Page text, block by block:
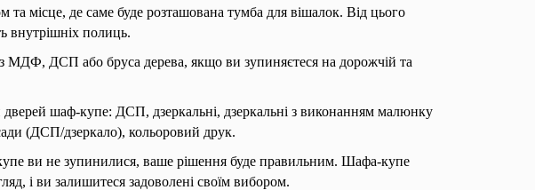
та місце, де саме буде розташована тумба для вішалок. Від цього
внутрішніх полиць.
МДФ, ДСП або бруса дерева, якщо ви зупиняєтеся на дорожчій та
шаф-купе: ДСП, дзеркальні, дзеркальні з виконанням малюнку
(ДСП/дзеркало), кольоровий друк.
ви не зупинилися, ваше рішення буде правильним. Шафа-купе
і ви залишитеся задоволені своїм вибором.